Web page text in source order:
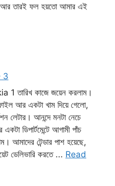
আর তারই ফল হয়তো আমার এই
3
কাজে জয়েন করলাম।
আর একটা খাম দিয়ে গেলো,
লেটার। আনন্দে মনটা নেচে
ডিপার্টমেন্টে আগামী পাঁচ
আমাদের টেন্ডার পাশ হয়েছে,
ডেলিভারি করতে ... Read